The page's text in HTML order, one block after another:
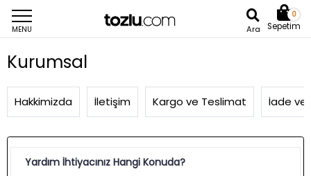
MENU Ara
0
Sepetim
Kurumsal
Hakkimizda İletişim Kargo ve Teslimat İade ve
Yardım İhtiyacınız Hangi Konuda?